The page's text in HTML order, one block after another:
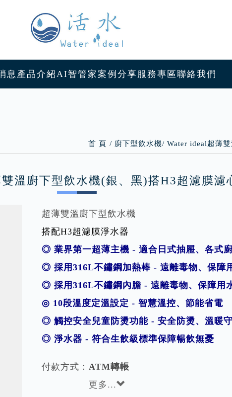
息 產品介紹 AI智管家案例分享 服務專區 聯絡我們
首 頁 廚下型飲水機 Water ideal超薄
溫廚下型飲水機(銀、黑)搭H3超濾膜濾
超薄雙溫廚下型飲水機
搭配H3超濾膜淨水器
◎ 業界第一超薄主機 - 適合日式抽屜、各式
◎ 採用316L不鏽鋼加熱棒 - 遠離毒物、保障
◎ 採用316L不鏽鋼內膽 - 遠離毒物、保障用
◎ 10段溫度定溫設定 - 智慧溫控、節能省電
◎ 觸控安全兒童防燙功能 - 安全防燙、溫暖
◎ 淨水器 - 符合生飲級標準保障暢飲無憂
付款方式：ATM轉帳
更多...